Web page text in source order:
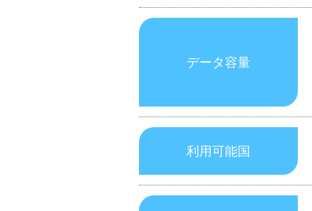
データ容量
利用可能国